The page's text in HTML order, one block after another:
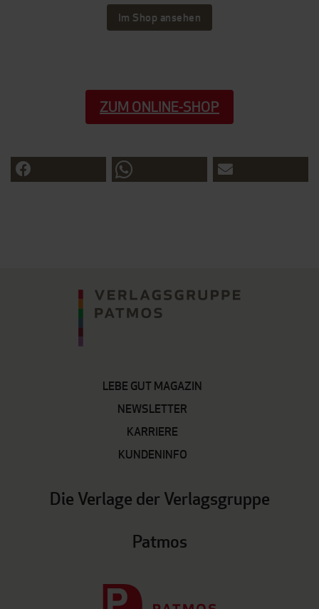
Im Shop ansehen
ZUM ONLINE-SHOP
LEBE GUT MAGAZIN
NEWSLETTER
KARRIERE
KUNDENINFO
Die Verlage der Verlagsgruppe
Patmos